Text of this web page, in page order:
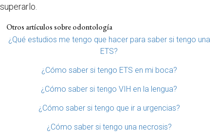
superarlo.
Otros artículos sobre odontología
¿Qué estudios me tengo que hacer para saber si tengo una
ETS?
¿Cómo saber si tengo ETS en mi boca?
¿Cómo saber si tengo VIH en la lengua?
¿Cómo saber si tengo que ir a urgencias?
¿Cómo saber si tengo una necrosis?